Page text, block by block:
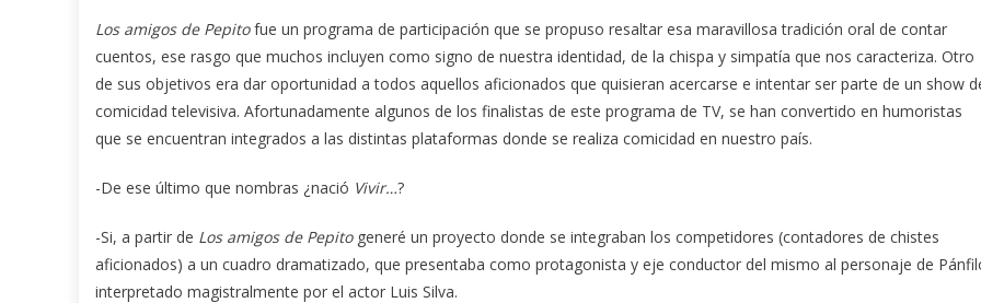
Los amigos de Pepitofue un programa de participación que se propuso resaltar esa maravillosa tradición oral de contar
cuentos, ese rasgo que muchos incluyen como signo de nuestra identidad, de la chispa y simpatía que nos caracteriza. Otro
de sus objetivos era dar oportunidad a todos aquellos aficionados que quisieran acercarse e intentar ser parte de un show
comicidad televisiva. Afortunadamente algunos de los finalistas de este programa de TV, se han convertido en humoristas
que se encuentran integrados a las distintas plataformas donde se realiza comicidad en nuestro país.
-De ese último que nombras ¿nació Vivir…?
-Si, a partir de Los amigos de Pepitogeneré un proyecto donde se integraban los competidores (contadores de chistes
aficionados) a un cuadro dramatizado, que presentaba como protagonista y eje conductor del mismo al personaje de
interpretado magistralmente por el actor Luis Silva.